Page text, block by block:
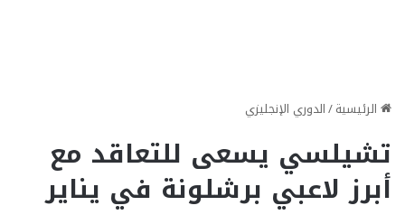
الرئيسية/الدوري الإنجليزي
تشيلسي يسعى للتعاقد مع
أبرز لاعبي برشلونة في يناير